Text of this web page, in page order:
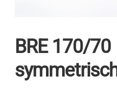
BRE 170/70